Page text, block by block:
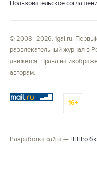
Пользовательское
© 2008–2026. 1gai.ru.
развлекательный журнал в
движется. Права на
авторам.
16+
Разработка сайта — BBBro